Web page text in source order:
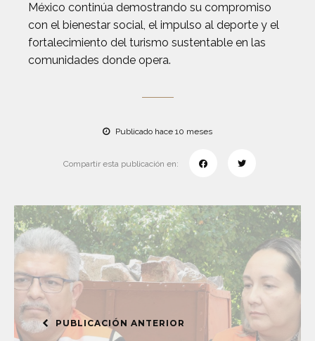
México continúa demostrando su compromiso
con el bienestar social, el impulso al deporte y el
fortalecimiento del turismo sustentable en las
comunidades donde opera.
Publicado hace 10 meses
Compartir esta publicación en:
PUBLICACIÓN ANTERIOR